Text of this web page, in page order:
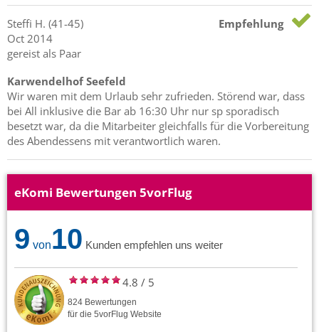
Steffi H. (41-45)
Oct 2014
gereist als Paar
Empfehlung
Karwendelhof Seefeld
Wir waren mit dem Urlaub sehr zufrieden. Störend war, dass
bei All inklusive die Bar ab 16:30 Uhr nur sp sporadisch
besetzt war, da die Mitarbeiter gleichfalls für die Vorbereitung
des Abendessens mit verantwortlich waren.
eKomi Bewertungen 5vorFlug
9 von10 Kunden empfehlen uns weiter
4.8 / 5
824 Bewertungen
für die 5vorFlug Website